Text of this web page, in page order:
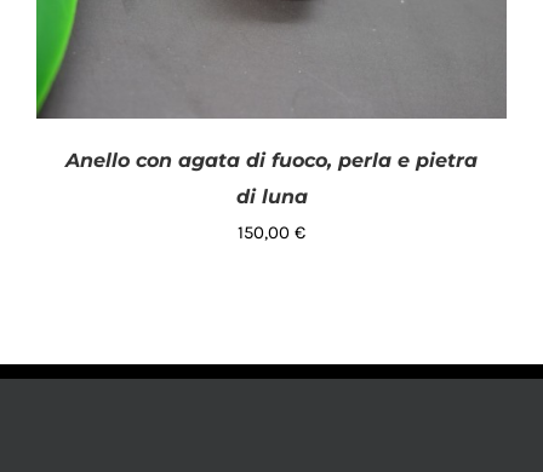
Anello con agata di fuoco, perla e pietra
di luna
150,00 €